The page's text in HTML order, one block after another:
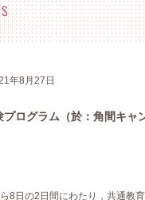
年8月27日
プログラム（於：角間キャ
8日の2日間にわたり，共通教